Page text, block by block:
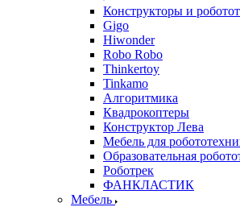
Конструкторы и
Gigo
Hiwonder
Robo Robo
Thinkertoy
Tinkamo
Алгоритмика
Квадрокоптеры
Конструктор Лева
Мебель для
Образовательная
Роботрек
ФАНКЛАСТИК
Мебель